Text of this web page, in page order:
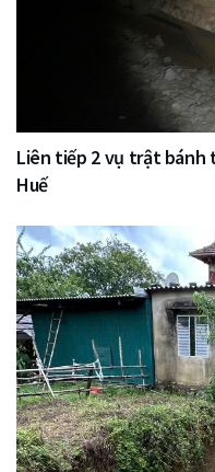
Liên tiếp 2 vụ trật bánh
Huế